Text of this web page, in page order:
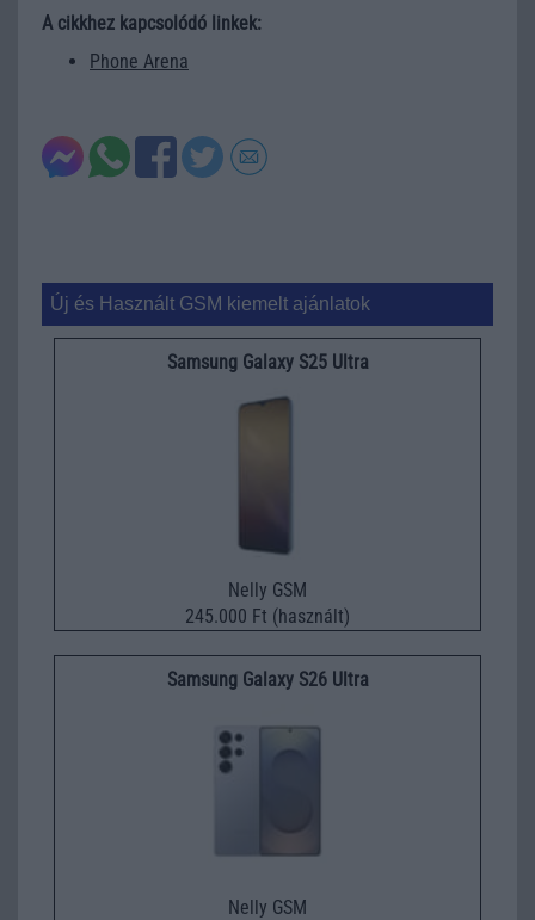
A cikkhez kapcsolódó linkek:
Phone Arena
Új és Használt GSM kiemelt ajánlatok
Samsung Galaxy S25 Ultra
Nelly GSM
245.000 Ft (használt)
Samsung Galaxy S26 Ultra
Nelly GSM